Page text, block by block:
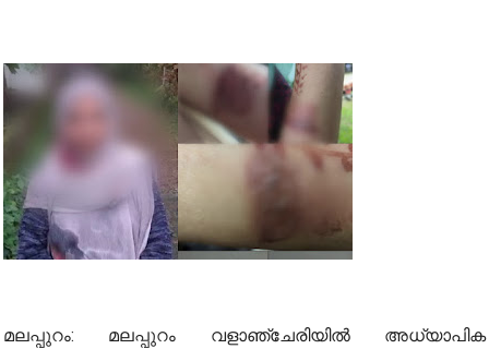
മലപ്പുറം: മലപ്പുറം വളാഞ്ചേരിയിൽ അധ്യാപിക